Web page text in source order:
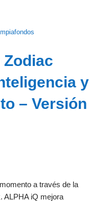
y
– Versión
a través de la
ALPHA iQ mejora